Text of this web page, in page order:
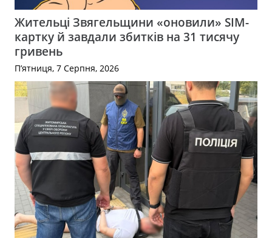
Жительці Звягельщини «оновили» SIM-
картку й завдали збитків на 31 тисячу
гривень
П’ятниця, 7 Серпня, 2026